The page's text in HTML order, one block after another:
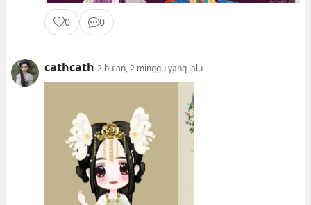
0 0
cathcath 2 bulan, 2 minggu yang lalu